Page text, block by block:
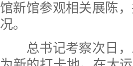
馆新馆参观相关展陈
况。
总书记考察次日，